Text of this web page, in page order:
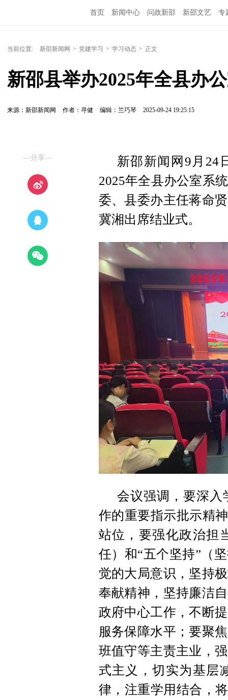
首页 新闻中心 问政新邵 新邵文艺 专
当前位置: 新邵新闻网 > 党建学习 > 学习动态 > 正文
新邵县举办2025年全县办
来源：新邵新闻网 作者：寻健 编辑：兰巧琴 2025-09-24 19:25:15
—分享—
新邵新闻网9月24
2025年全县办公室系
委、县委办主任蒋命
冀湘出席结业式。
会议强调，要深入
作的重要指示批示精
站位，要强化政治担
任）和“五个坚持”（
觉的大局意识，坚持
奉献精神，坚持廉洁
政府中心工作，不断
服务保障水平；要聚
班值守等主责主业，
式主义，切实为基层
律，注重学用结合，